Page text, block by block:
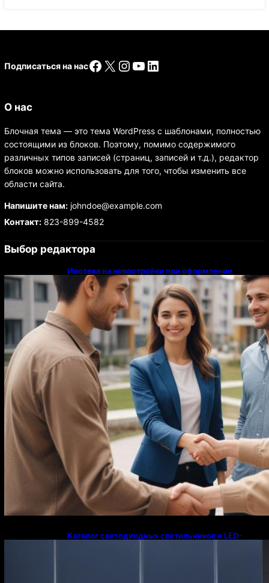
Подписаться на насFacebook
X Instagram
YouTube
LinkedIn
О нас
Блочная тема — это тема WordPress с шаблонами, полностью
состоящими из блоков. Поэтому, помимо содержимого
различных типов записей (страниц, записей и т.д.), редактор
блоков можно использовать для того, чтобы изменить все
области сайта.
Напишите нам:johndoe@example.com
Контакт:823-899-4582
Выбор редактора
Ипотека на новостройки при оформлении
напрямую у застройщика
Каталог светодиодных светильников и LED-